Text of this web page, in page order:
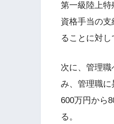
第一級陸上特
資格手当の
ることに対
次に、管理
み、管理職
600万円から
る。